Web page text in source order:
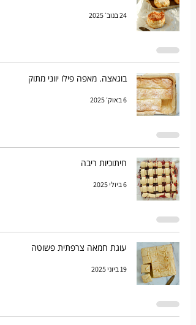
24 בנוב׳ 2025
בוגאצה. מאפה פילו יווני מתוק
6 באוק׳ 2025
חיתוכיות ריבה
6 ביולי 2025
עוגת חמאה צרפתית פשוטה
19 ביוני 2025